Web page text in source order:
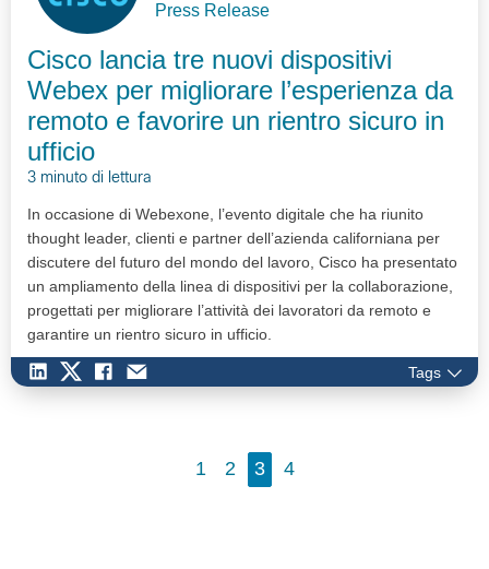
Press Release
Cisco lancia tre nuovi dispositivi
Webex per migliorare l’esperienza da
remoto e favorire un rientro sicuro in
ufficio
3 minuto di lettura
In occasione di Webexone, l’evento digitale che ha riunito
thought leader, clienti e partner dell’azienda californiana per
discutere del futuro del mondo del lavoro, Cisco ha presentato
un ampliamento della linea di dispositivi per la collaborazione,
progettati per migliorare l’attività dei lavoratori da remoto e
garantire un rientro sicuro in ufficio.
Tags
1 2 3 4